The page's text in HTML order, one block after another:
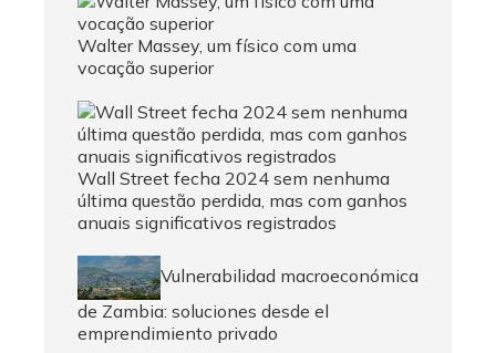
Walter Massey, um físico com uma
vocação superior
Wall Street fecha 2024 sem nenhuma
última questão perdida, mas com ganhos
anuais significativos registrados
Vulnerabilidad macroeconómica
de Zambia: soluciones desde el
emprendimiento privado